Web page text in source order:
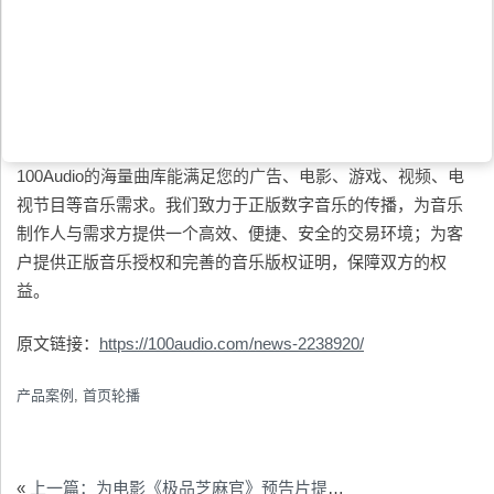
100Audio的海量曲库能满足您的广告、电影、游戏、视频、电
视节目等音乐需求。我们致力于正版数字音乐的传播，为音乐
制作人与需求方提供一个高效、便捷、安全的交易环境；为客
户提供正版音乐授权和完善的音乐版权证明，保障双方的权
益。
原文链接： https://100audio.com/news-2238920/
产品案例 首页轮播
« 上一篇：为电影《极品芝麻官》预告片提供音乐版权